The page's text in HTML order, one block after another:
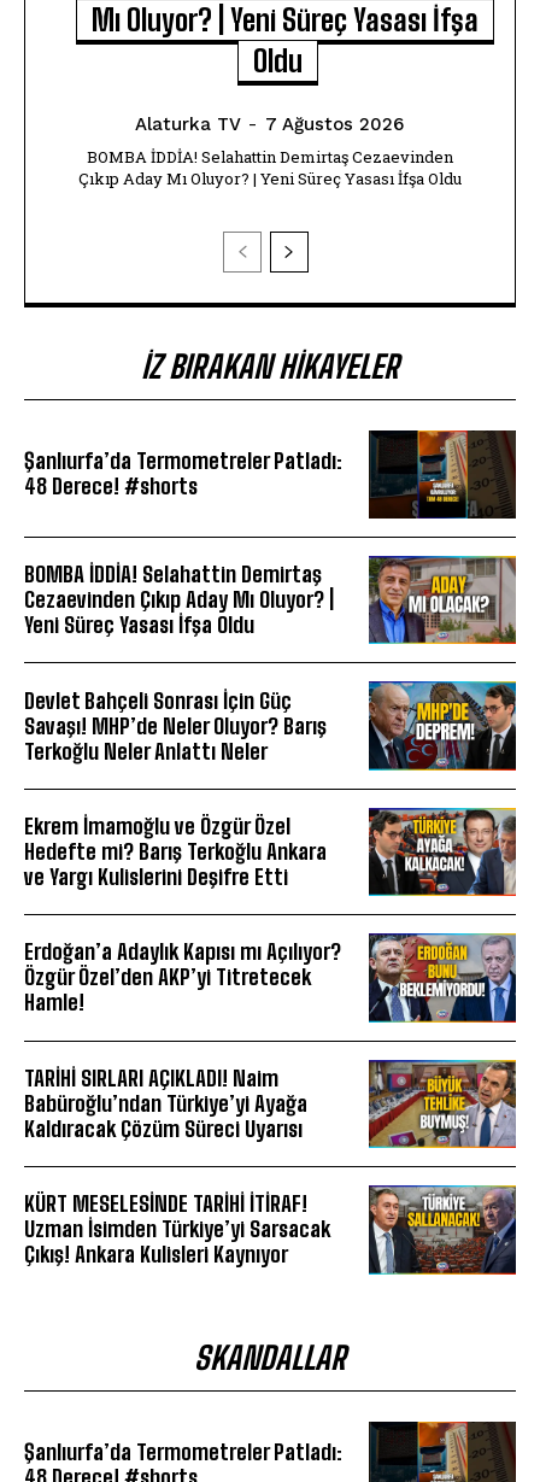
Mı Oluyor? | Yeni Süreç Yasası İfşa
Oldu
Alaturka TV - 7 Ağustos 2026
BOMBA İDDİA! Selahattin Demirtaş Cezaevinden
Çıkıp Aday Mı Oluyor? | Yeni Süreç Yasası İfşa Oldu
İZ BIRAKAN HIKAYELER
Şanlıurfa’da Termometreler Patladı:
48 Derece! #shorts
BOMBA İDDİA! Selahattin Demirtaş
Cezaevinden Çıkıp Aday Mı Oluyor? |
Yeni Süreç Yasası İfşa Oldu
Devlet Bahçeli Sonrası İçin Güç
Savaşı! MHP’de Neler Oluyor? Barış
Terkoğlu Neler Anlattı Neler
Ekrem İmamoğlu ve Özgür Özel
Hedefte mi? Barış Terkoğlu Ankara
ve Yargı Kulislerini Deşifre Etti
Erdoğan’a Adaylık Kapısı mı Açılıyor?
Özgür Özel’den AKP’yi Titretecek
Hamle!
TARİHİ SIRLARI AÇIKLADI! Naim
Babüroğlu’ndan Türkiye’yi Ayağa
Kaldıracak Çözüm Süreci Uyarısı
KÜRT MESELESİNDE TARİHİ İTİRAF!
Uzman İsimden Türkiye’yi Sarsacak
Çıkış! Ankara Kulisleri Kaynıyor
SKANDALLAR
Şanlıurfa’da Termometreler Patladı: